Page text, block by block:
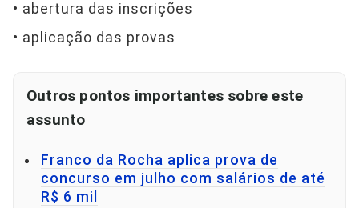
• abertura das inscrições
• aplicação das provas
Outros pontos importantes sobre este
assunto
Franco da Rocha aplica prova de
concurso em julho com salários de até
R$ 6 mil